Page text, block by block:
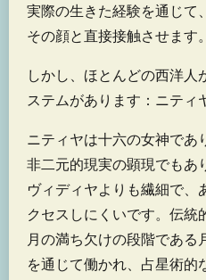
実際の生きた経験を通じて
その顔と直接接触させます。
しかし、ほとんどの西洋人
ステムがあります：ニティ
ニティヤは十六の女神であ
非二元的現実の顕現でもあ
ヴィディヤよりも繊細で、
クセスしにくいです。伝統
月の満ち欠けの段階である
を通じて働かれ、占星術的